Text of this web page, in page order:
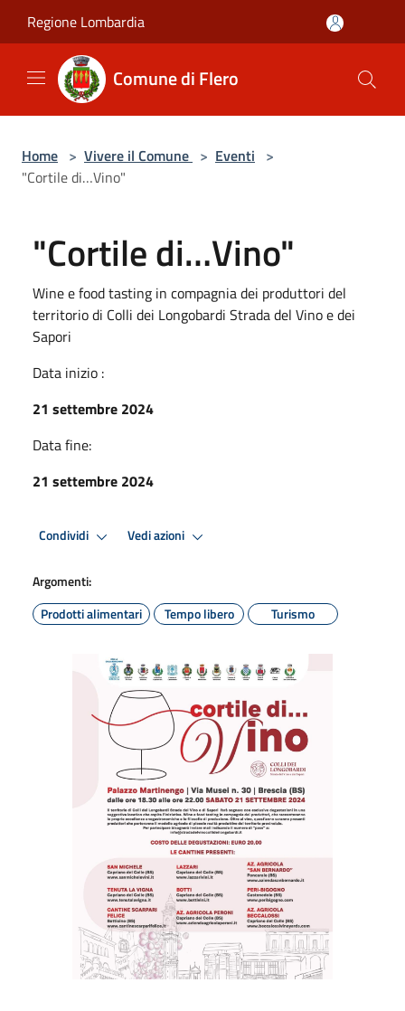
Regione Lombardia
Comune di Flero
Home > Vivere il Comune > Eventi >
"Cortile di…Vino"
"Cortile di…Vino"
Wine e food tasting in compagnia dei produttori del
territorio di Colli dei Longobardi Strada del Vino e dei
Sapori
Data inizio :
21 settembre 2024
Data fine:
21 settembre 2024
Condividi Vedi azioni
Argomenti:
Prodotti alimentari
Tempo libero Turismo